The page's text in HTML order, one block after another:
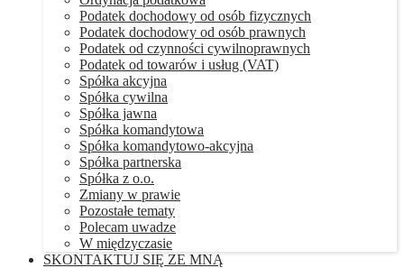
Podatek dochodowy od osób fizycznych
Podatek dochodowy od osób prawnych
Podatek od czynności cywilnoprawnych
Podatek od towarów i usług (VAT)
Spółka akcyjna
Spółka cywilna
Spółka jawna
Spółka komandytowa
Spółka komandytowo-akcyjna
Spółka partnerska
Spółka z o.o.
Zmiany w prawie
Pozostałe tematy
Polecam uwadze
W międzyczasie
SKONTAKTUJ SIĘ ZE MNĄ